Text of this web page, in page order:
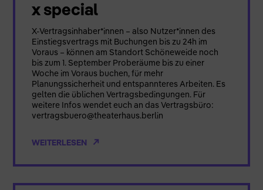
x special
X-Vertragsinhaber*innen – also Nutzer*innen des
Einstiegsvertrags mit Buchungen bis zu 24h im
Voraus – können am Standort Schöneweide noch
bis zum 1. September Proberäume bis zu einer
Woche im Voraus buchen, für mehr
Planungssicherheit und entspannteres Arbeiten. Es
gelten die üblichen Vertragsbedingungen. Für
weitere Infos wendet euch an das Vertragsbüro:
vertragsbuero@theaterhaus.berlin
WEITERLESEN